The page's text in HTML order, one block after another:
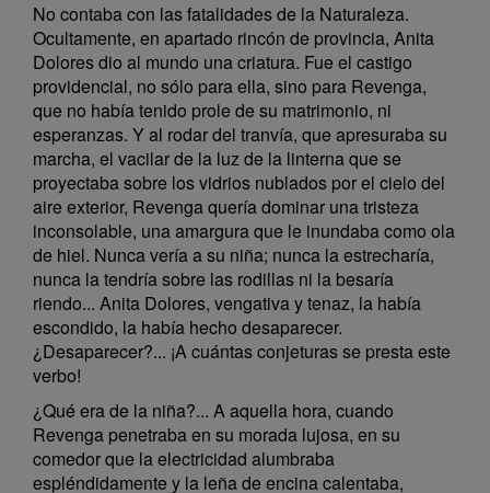
No contaba con las fatalidades de la Naturaleza.
Ocultamente, en apartado rincón de provincia, Anita
Dolores dio al mundo una criatura. Fue el castigo
providencial, no sólo para ella, sino para Revenga,
que no había tenido prole de su matrimonio, ni
esperanzas. Y al rodar del tranvía, que apresuraba su
marcha, el vacilar de la luz de la linterna que se
proyectaba sobre los vidrios nublados por el cielo del
aire exterior, Revenga quería dominar una tristeza
inconsolable, una amargura que le inundaba como ola
de hiel. Nunca vería a su niña; nunca la estrecharía,
nunca la tendría sobre las rodillas ni la besaría
riendo... Anita Dolores, vengativa y tenaz, la había
escondido, la había hecho desaparecer.
¿Desaparecer?... ¡A cuántas conjeturas se presta este
verbo!
¿Qué era de la niña?... A aquella hora, cuando
Revenga penetraba en su morada lujosa, en su
comedor que la electricidad alumbraba
espléndidamente y la leña de encina calentaba,